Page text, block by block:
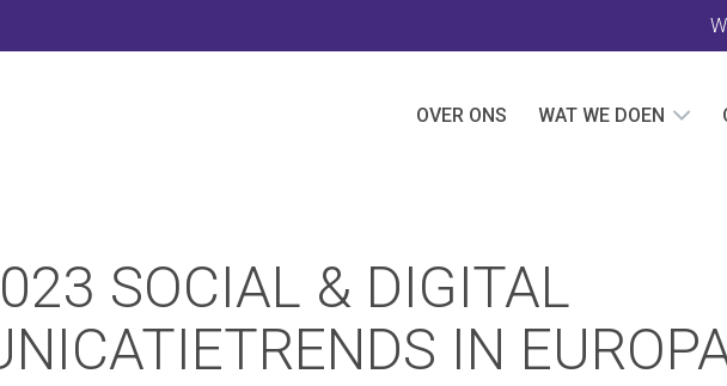
OVER ONS WAT WE DOEN
SOCIAL & DIGITAL
IN